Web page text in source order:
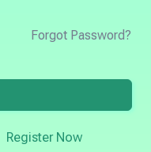
Forgot Password?
Register Now